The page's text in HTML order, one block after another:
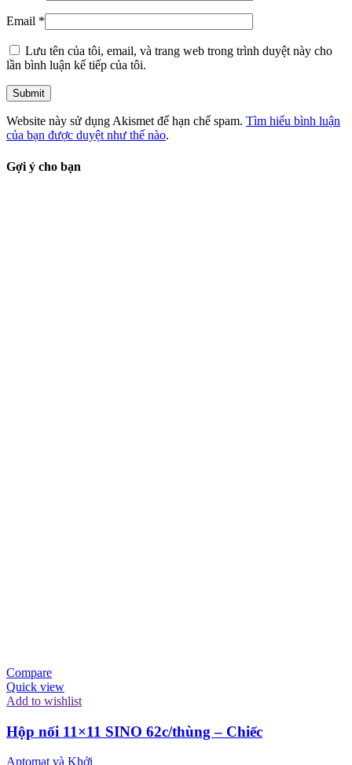
Email *
Lưu tên của tôi, email, và trang web trong trình duyệt này cho
lần bình luận kế tiếp của tôi.
Website này sử dụng Akismet để hạn chế spam. Tìm hiểu bình luận
của bạn được duyệt như thế nào.
Gợi ý cho bạn
Compare
Quick view
Add to wishlist
Hộp nối 11×11 SINO 62c/thùng – Chiếc
Aptomat và Khởi